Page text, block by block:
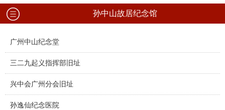
孙中山故居纪念馆
广州中山纪念堂
三二九起义指挥部旧址
兴中会广州分会旧址
孙逸仙纪念医院